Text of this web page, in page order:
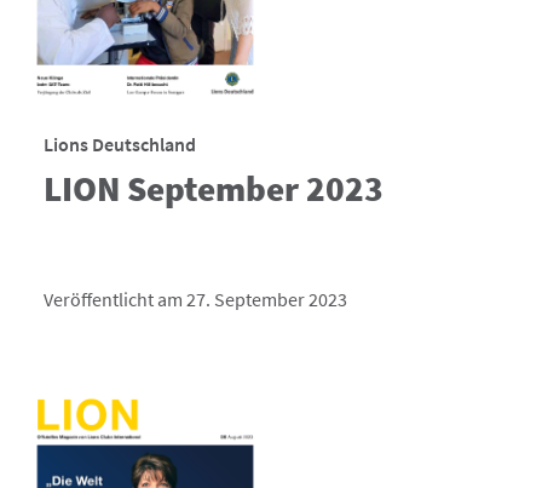
Lions Deutschland
LION September 2023
Veröffentlicht am 27. September 2023